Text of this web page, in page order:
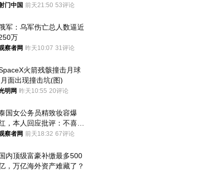
战河床
门中国 前天21:50 53评论
军：乌军伤亡总人数逼近
万
察者网 昨天10:07 31评论
火箭残骸撞击月球
月面出现撞击坑(图)
明网 昨天10:55 20评论
国女公务员精致妆容爆
，本人回应批评：不喜欢
别看
察者网 前天18:32 67评论
内顶级富豪补缴最多500
，万亿海外资产难藏了？